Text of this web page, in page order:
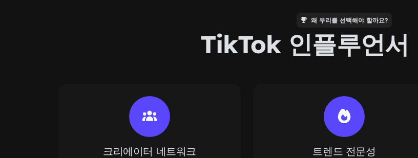
왜 우리를 선택해야 할까요?
TikTok 인플루언서
크리에이터 네트워크 트렌드 전문성